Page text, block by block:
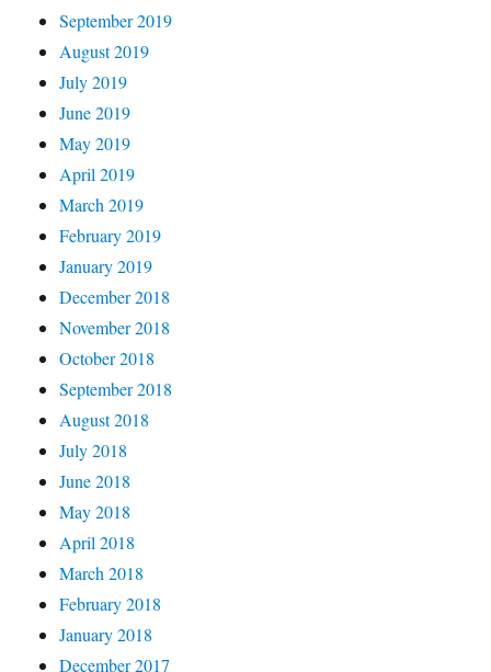
September 2019
August 2019
July 2019
June 2019
May 2019
April 2019
March 2019
February 2019
January 2019
December 2018
November 2018
October 2018
September 2018
August 2018
July 2018
June 2018
May 2018
April 2018
March 2018
February 2018
January 2018
December 2017